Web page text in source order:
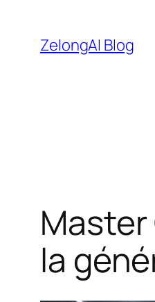
contenu
ZelongAI Blog
la